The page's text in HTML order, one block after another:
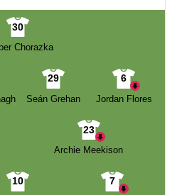
30
Chorazka
29
Seán Grehan
6
Jordan Flores
23
Archie Meekison
10
7